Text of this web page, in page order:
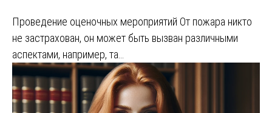
Проведение оценочных мероприятий От пожара никто
не застрахован, он может быть вызван различными
аспектами, например, та…